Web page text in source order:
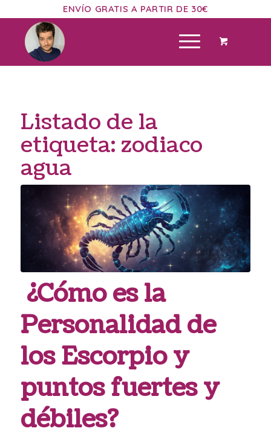
ENVÍO GRATIS A PARTIR DE 30€
Listado de la
etiqueta: zodiaco
agua
¿Cómo es la
Personalidad de
los Escorpio y
puntos fuertes y
débiles?